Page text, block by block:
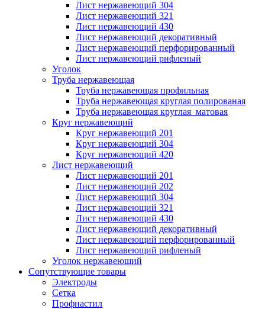
Лист нержавеющий 304
Лист нержавеющий 321
Лист нержавеющий 430
Лист нержавеющий декоративный
Лист нержавеющий перфорированный
Лист нержавеющий рифленый
Уголок
Труба нержавеющая
Труба нержавеющая профильная
Труба нержавеющая круглая полированая
Труба нержавеющая круглая матовая
Круг нержавеющий
Круг нержавеющий 201
Круг нержавеющий 304
Круг нержавеющий 420
Лист нержавеющий
Лист нержавеющий 201
Лист нержавеющий 202
Лист нержавеющий 304
Лист нержавеющий 321
Лист нержавеющий 430
Лист нержавеющий декоративный
Лист нержавеющий перфорированный
Лист нержавеющий рифленый
Уголок нержавеющий
Cопутствующие товары
Электроды
Сетка
Профнастил